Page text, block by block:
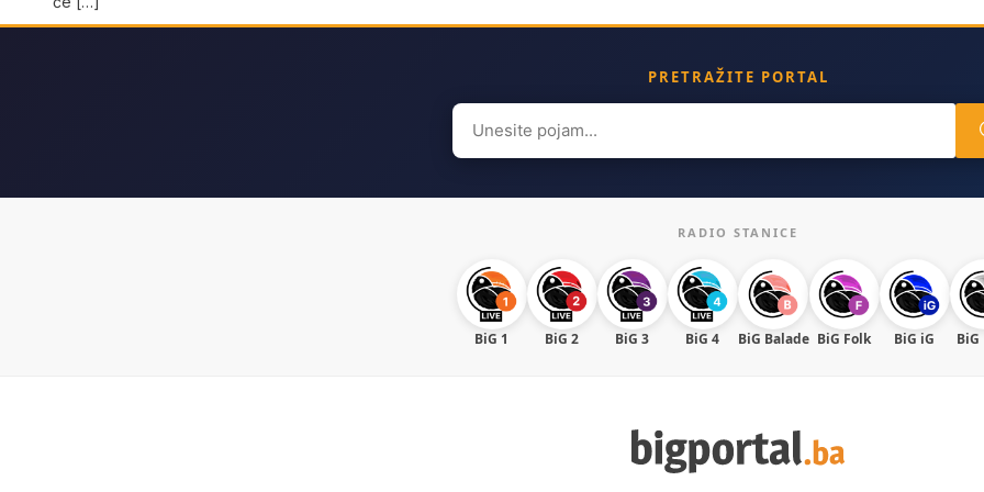
PRETRAŽITE PORTAL
Search
for:
RADIO STANICE
BiG 1 BiG 2 BiG 3 BiG 4 BiG Balade BiG Folk BiG iG BiG